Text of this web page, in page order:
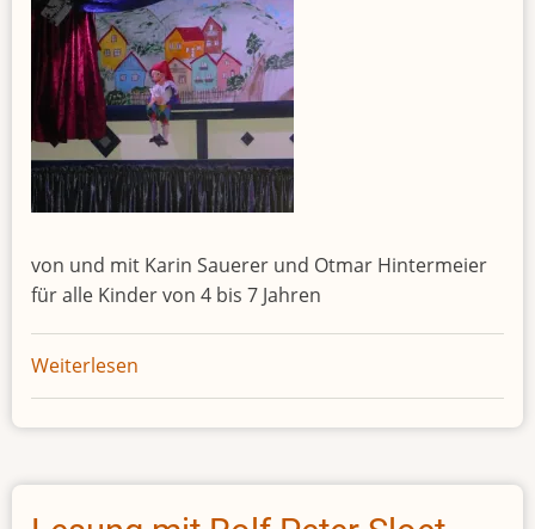
von und mit Karin Sauerer und Otmar Hintermeier
für alle Kinder von 4 bis 7 Jahren
Weiterlesen
Kasperltheater:
Kasperl
der
Zauberstrauß